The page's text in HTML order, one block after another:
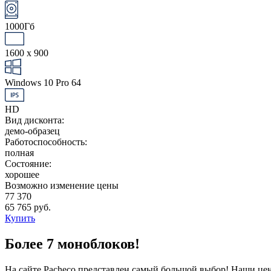
1000Гб
1600 x 900
Windows 10 Pro 64
HD
Вид дисконта:
демо-образец
Работоспособность:
полная
Состояние:
хорошее
Возможно изменение цены
77 370
65 765 руб.
Купить
Более 7 моноблоков!